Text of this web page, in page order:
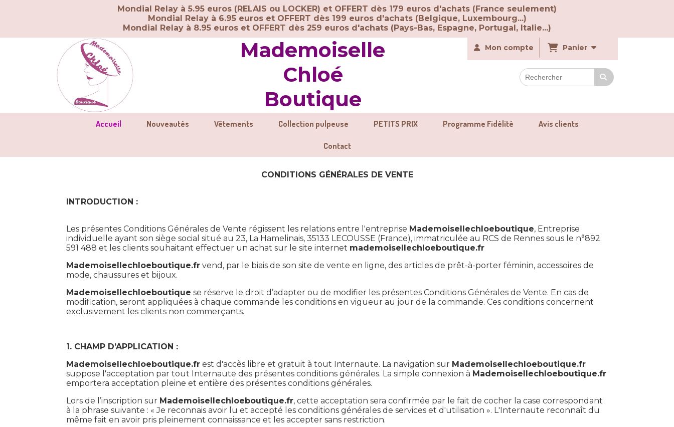
Mondial Relay à 5.95 euros (RELAIS ou LOCKER) et OFFERT dès 179 euros d'achats (France seulement)
Mondial Relay à 6.95 euros et OFFERT dès 199 euros d'achats (Belgique, Luxembourg...)
Mondial Relay à 8.95 euros et OFFERT dès 259 euros d'achats (Pays-Bas, Espagne, Portugal, Italie...)
Mademoiselle
Chloé
Boutique
Mon compte Panier
Accueil Nouveautés Vêtements Collection pulpeuse PETITS PRIX Programme Fidélité Avis clients
Contact
CONDITIONS GÉNÉRALES DE VENTE
INTRODUCTION :
Les présentes Conditions Générales de Vente régissent les relations entre l'entreprise Mademoisellechloeboutique, Entreprise
individuelle ayant son siège social situé au 23, La Hamelinais, 35133 LECOUSSE (France), immatriculée au RCS de Rennes sous le n°892
591 488 et les clients souhaitant effectuer un achat sur le site internet mademoisellechloeboutique.fr
Mademoisellechloeboutique.fr vend, par le biais de son site de vente en ligne, des articles de prêt-à-porter féminin, accessoires de
mode, chaussures et bijoux.
Mademoisellechloeboutique se réserve le droit d’adapter ou de modifier les présentes Conditions Générales de Vente. En cas de
modification, seront appliquées à chaque commande les conditions en vigueur au jour de la commande. Ces conditions concernent
exclusivement les clients non commerçants.
1. CHAMP D’APPLICATION :
Mademoisellechloeboutique.fr est d'accès libre et gratuit à tout Internaute. La navigation sur Mademoisellechloeboutique.fr
suppose l'acceptation par tout Internaute des présentes conditions générales. La simple connexion à Mademoisellechloeboutique.fr
emportera acceptation pleine et entière des présentes conditions générales.
Lors de l’inscription sur Mademoisellechloeboutique.fr, cette acceptation sera confirmée par le fait de cocher la case correspondant
à la phrase suivante : « Je reconnais avoir lu et accepté les conditions générales de services et d'utilisation ». L'Internaute reconnaît du
même fait en avoir pris pleinement connaissance et les accepter sans restriction.